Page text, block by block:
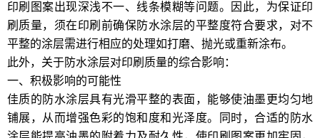
印刷图案出现深浅不一、线条模糊等问题。因此，为保证印
刷质量，须在印刷前确保防水涂层的平整度符合要求，对不
平整的涂层需进行相应的处理如打磨、抛光或重新涂布。
此外，关于防水涂层对印刷质量的综合影响：
一、积极影响的可能性
佳质的防水涂层具有光滑平整的表面，能够使油墨更均匀地
铺展，从而增强色彩的饱和度和光泽度。同时，合适的防水